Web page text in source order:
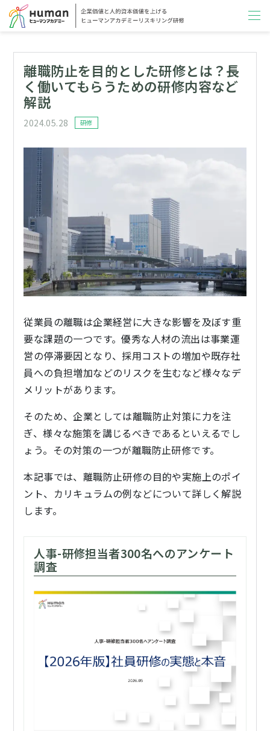
離職防止を目的とした研修とは？長
く働いてもらうための研修内容など
解説
投稿日
2024.05.28 カテゴリー
研修
従業員の離職は企業経営に大きな影響を及ぼす重
要な課題の一つです。優秀な人材の流出は事業運
営の停滞要因となり、採用コストの増加や既存社
員への負担増加などのリスクを生むなど様々なデ
メリットがあります。
そのため、企業としては離職防止対策に力を注
ぎ、様々な施策を講じるべきであるといえるでし
ょう。その対策の一つが離職防止研修です。
本記事では、離職防止研修の目的や実施上のポイ
ント、カリキュラムの例などについて詳しく解説
します。
人事-研修担当者300名へのアンケート
調査